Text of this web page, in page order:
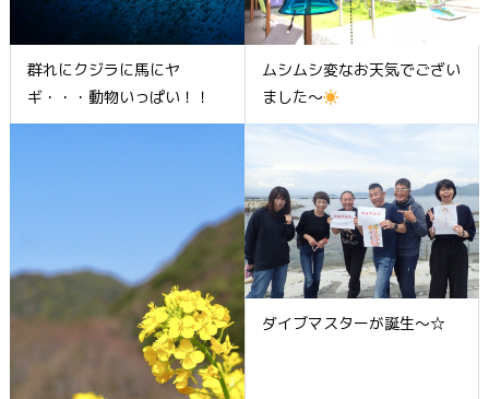
群れにクジラに馬にヤ
ギ・・・動物いっぱい！！
ムシムシ変なお天気でござい
ました～
ダイブマスターが誕生～☆